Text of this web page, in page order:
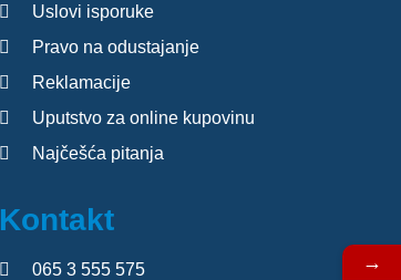
Uslovi isporuke
Pravo na odustajanje
Reklamacije
Uputstvo za online kupovinu
Najčešća pitanja
Kontakt
065 3 555 575
→